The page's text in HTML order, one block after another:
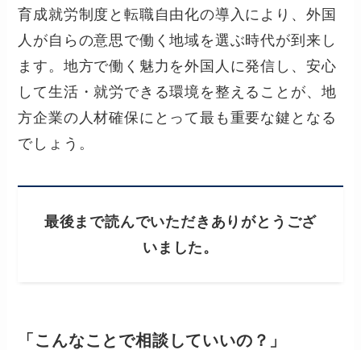
育成就労制度と転職自由化の導入により、外国
人が自らの意思で働く地域を選ぶ時代が到来し
ます。地方で働く魅力を外国人に発信し、安心
して生活・就労できる環境を整えることが、地
方企業の人材確保にとって最も重要な鍵となる
でしょう。
最後まで読んでいただきありがとうござ
いました。
「こんなことで相談していいの？」